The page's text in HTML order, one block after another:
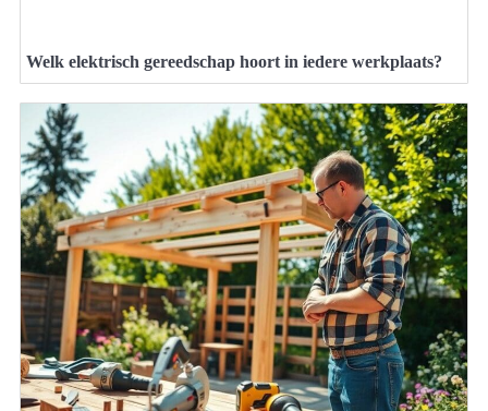
Welk elektrisch gereedschap hoort in iedere werkplaats?